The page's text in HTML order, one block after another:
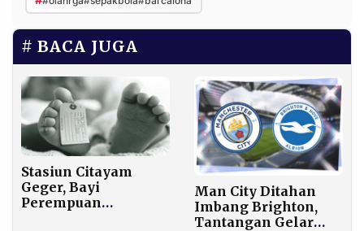
BACA JUGA
Stasiun Citayam
Geger, Bayi
Perempuan
Man City Ditahan
Imbang Brighton,
Tantangan Gelar